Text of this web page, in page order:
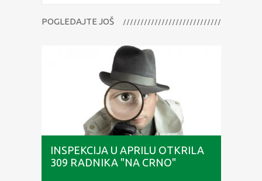
POGLEDAJTE JOŠ
INSPEKCIJA U APRILU OTKRILA
309 RADNIKA "NA CRNO"